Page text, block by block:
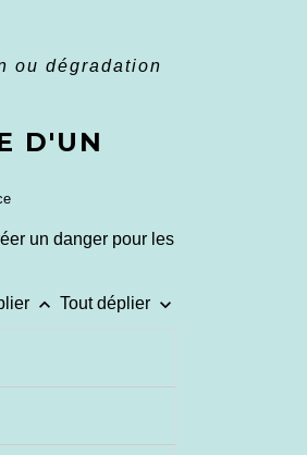
ou dégradation
D'UN
un danger pour les
keyboard_arrow_up Tout déplier keyboard_arrow_down